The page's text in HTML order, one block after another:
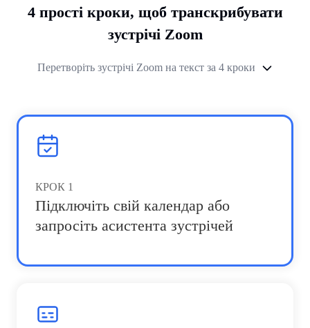
4 прості кроки, щоб транскрибувати
зустрічі Zoom
Перетворіть зустрічі Zoom на текст за 4 кроки
КРОК 1
Підключіть свій календар або
запросіть асистента зустрічей